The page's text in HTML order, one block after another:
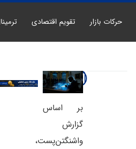
حرکات بازار تقویم اقتصادی
بر اساس
گزارش
واشنگتن‌پست،